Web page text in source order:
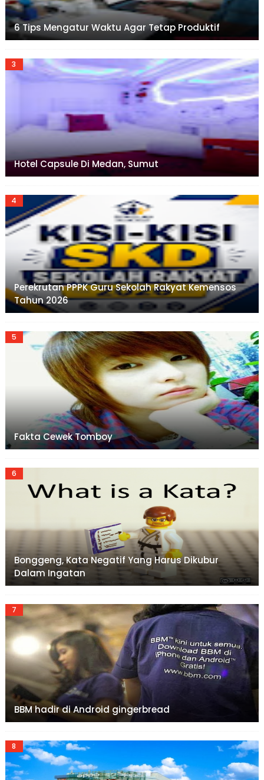
6 Tips Mengatur Waktu Agar Tetap Produktif
Hotel Capsule Di Medan, Sumut
Perekrutan PPPK Guru Sekolah Rakyat Kemensos
Tahun 2026
Fakta Cewek Tomboy
Bonggeng, Kata Negatif Yang Harus Dikubur
Dalam Ingatan
BBM hadir di Android gingerbread